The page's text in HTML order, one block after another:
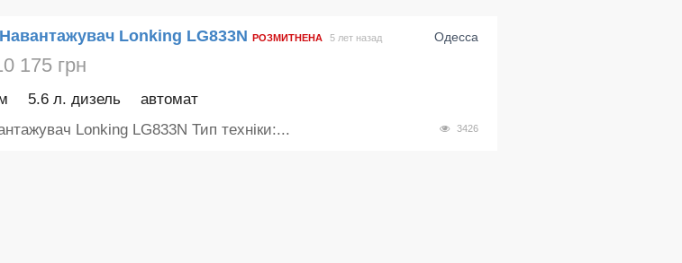
Lonking LG833N РОЗМИТНЕНА Одесса
5 лет назад
175 грн
5.6 л. дизель автомат
3426
Lonking LG833N Тип техніки:...